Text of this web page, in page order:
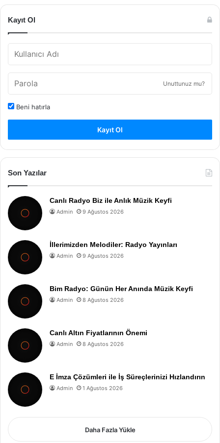
Kayıt Ol
Unuttunuz mu?
Beni hatırla
Kayıt Ol
Son Yazılar
Canlı Radyo Biz ile Anlık Müzik Keyfi
Admin 9 Ağustos 2026
İllerimizden Melodiler: Radyo Yayınları
Admin 9 Ağustos 2026
Bim Radyo: Günün Her Anında Müzik Keyfi
Admin 8 Ağustos 2026
Canlı Altın Fiyatlarının Önemi
Admin 8 Ağustos 2026
E İmza Çözümleri ile İş Süreçlerinizi Hızlandırın
Admin 1 Ağustos 2026
Daha Fazla Yükle